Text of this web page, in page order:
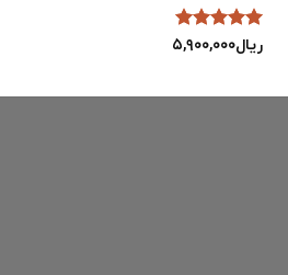
نمره5از
ریال۵,۹۰۰,۰۰۰